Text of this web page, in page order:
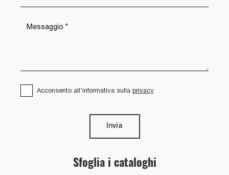
Sfoglia i cataloghi
Acconsento all'informativa sulla privacy
Invia